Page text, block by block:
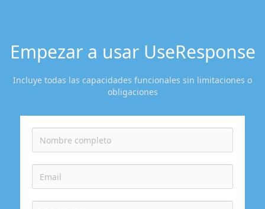
Empezar a usar UseResponse
Incluye todas las capacidades funcionales sin limitaciones o
obligaciones